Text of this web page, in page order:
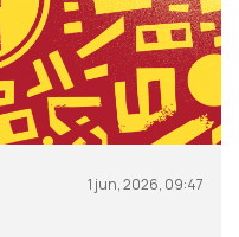
1 jun, 2026, 09:47